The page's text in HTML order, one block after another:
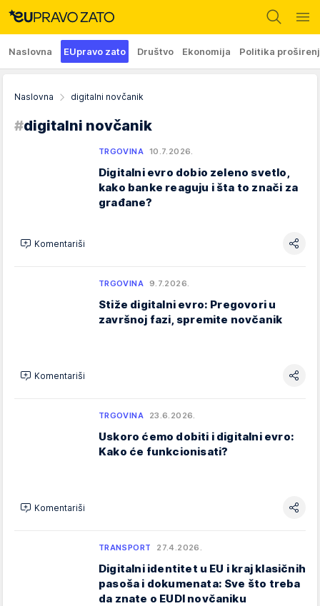
Naslovna EUpravo zato Društvo Ekonomija Politika
Naslovna digitalni novčanik
#digitalni novčanik
TRGOVINA 10.7.2026.
Digitalni evro dobio zeleno svetlo,
kako banke reaguju i šta to znači za
građane?
Komentariši
TRGOVINA 9.7.2026.
Stiže digitalni evro: Pregovori u
završnoj fazi, spremite novčanik
Komentariši
TRGOVINA 23.6.2026.
Uskoro ćemo dobiti i digitalni evro:
Kako će funkcionisati?
Komentariši
TRANSPORT 27.4.2026.
Digitalni identitet u EU i kraj klasičnih
pasoša i dokumenata: Sve što treba
da znate o EUDI novčaniku